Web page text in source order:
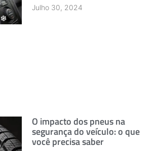
Julho 30, 2024
O impacto dos pneus na
segurança do veículo: o que
você precisa saber